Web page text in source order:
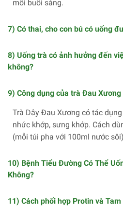
mỗi buổi sáng.
7) Có thai, cho con bú có uống
8) Uống trà có ảnh hưởng đến
không?
9) Công dụng của trà Đau
Trà Dây Đau Xương có tác
nhức khớp, sưng khớp. Cách
(mỗi túi pha với 100ml nước
10) Bệnh Tiểu Đường Có Thể
Không?
11) Cách phối hợp Protin và Tam